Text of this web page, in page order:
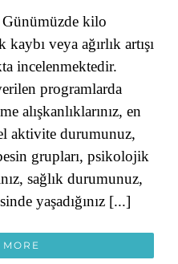
kilo
veya ağırlık artışı
incelenmektedir.
programlarda
alışkanlıklarınız, en
aktivite durumunuz,
grupları, psikolojik
sağlık durumunuz,
yaşadığınız [...]